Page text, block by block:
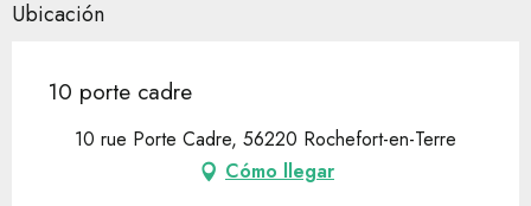
Ubicación
10 porte cadre
10 rue Porte Cadre, 56220 Rochefort-en-Terre
Cómo llegar